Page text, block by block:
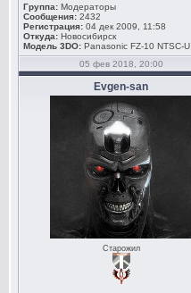
Группа: Модераторы
Сообщения: 2432
Регистрация: 04 дек 2009, 11:58
Откуда: Новосибирск
Модель 3DO: Panasonic FZ-10 NTSC-U
05 фев 2018, 20:00
Evgen-san
Старожил